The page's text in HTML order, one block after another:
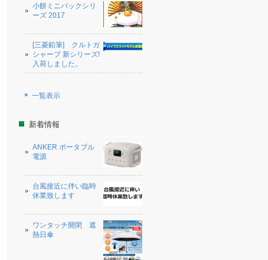
小餅ミニパックシリ
ーズ 2017
[三菱鉛筆] クルトガ
シャープ 新シリーズ!
入荷しました。
一覧表示
新着情報
ANKER ポータブル
電源
台風接近に伴い臨時
休業致します
ワンタッチ開閉 遮
熱日傘